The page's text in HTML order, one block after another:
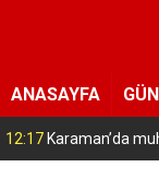
ANASAYFA
11:52 Konya’da 16